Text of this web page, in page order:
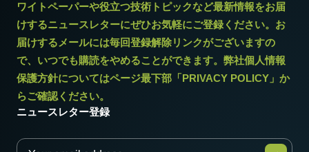
ワイトペーパーや役立つ技術トピックなど最新情報をお届
けするニュースレターにぜひお気軽にご登録ください。お
届けするメールには毎回登録解除リンクがございますの
で、いつでも購読をやめることができます。弊社個人情報
保護方針についてはページ最下部「PRIVACY POLICY」か
らご確認ください。
ニュースレター登録